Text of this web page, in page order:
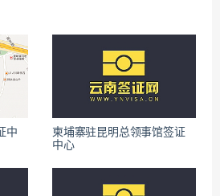
中
柬埔寨驻昆明总领事馆签证
中心